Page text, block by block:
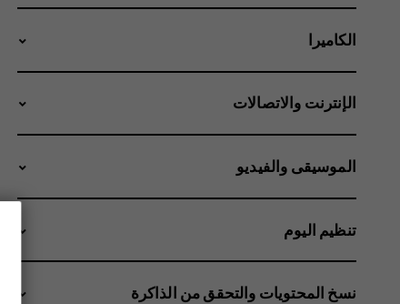
الكاميرا
الإنترنت والاتصالات
الموسيقى والفيديو
تنظيم اليوم
نسخ المحتويات والتحقق من الذاكرة